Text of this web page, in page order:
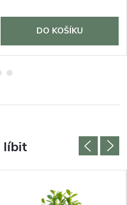
DO KOŠÍKU